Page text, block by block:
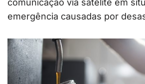
comunicação via satélite em
emergência causadas por